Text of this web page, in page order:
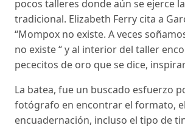
pocos talleres donde aún se ejerce
tradicional. Elizabeth Ferry cita a
“Mompox no existe. A veces
no existe “ y al interior del taller
pececitos de oro que se dice,
La batea, fue un buscado esfuerzo
fotógrafo en encontrar el formato,
encuadernación, incluso el tipo de